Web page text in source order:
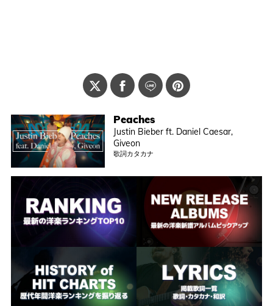
Peaches
Justin Bieber ft. Daniel Caesar,
Giveon
歌詞カタカナ